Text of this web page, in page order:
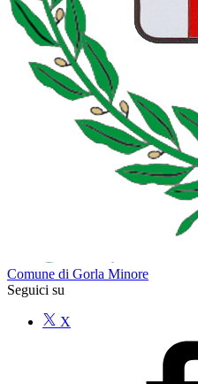
Comune di Gorla Minore
Seguici su
X